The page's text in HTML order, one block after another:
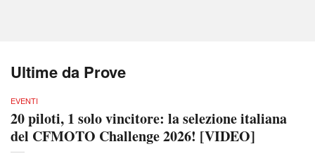
Ultime da Prove
EVENTI
20 piloti, 1 solo vincitore: la selezione italiana
del CFMOTO Challenge 2026! [VIDEO]